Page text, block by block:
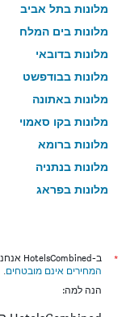
מלונות בתל אביב
מלונות בים המלח
מלונות בדובאי
מלונות בבודפשט
מלונות באתונה
מלונות בקו סאמוי
מלונות ברומא
מלונות בנתניה
מלונות בפראג
מלונות בניו יורק
מלונות בבנגקוק
*
ב-HotelsCombined אנחנו תמיד מנסים לקבל ולהציג תמחור מדויק, עם זאת,
המחירים אינם מובטחים.
הנה למה: